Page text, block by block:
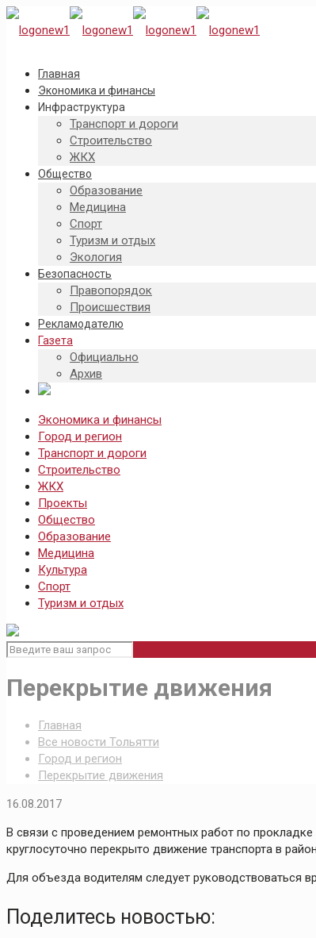
Главная
Экономика и финансы
Инфраструктура
Транспорт и дороги
Строительство
ЖКХ
Общество
Образование
Медицина
Спорт
Туризм и отдых
Экология
Безопасность
Правопорядок
Происшествия
Рекламодателю
Газета
Официально
Архив
Экономика и финансы
Город и регион
Транспорт и дороги
Строительство
ЖКХ
Проекты
Общество
Образование
Медицина
Культура
Спорт
Туризм и отдых
Перекрытие движения
Главная
Все новости Тольятти
Город и регион
Перекрытие движения
16.08.2017
В связи с проведением ремонтных работ по
круглосуточно перекрыто движение транспорта в
Для объезда водителям следует руководствоваться
Поделитесь новостью: